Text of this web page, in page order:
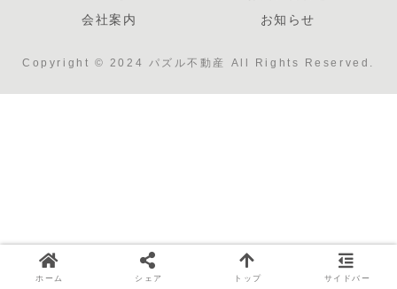
会社案内
お知らせ
Copyright © 2024 パズル不動産 All Rights Reserved.
ホーム シェア トップ サイドバー